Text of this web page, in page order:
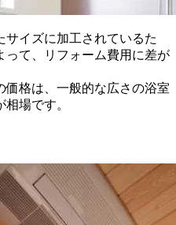
イズに加工されているた
って、リフォーム費用に差が
価格は、一般的な広さの浴室
場です。